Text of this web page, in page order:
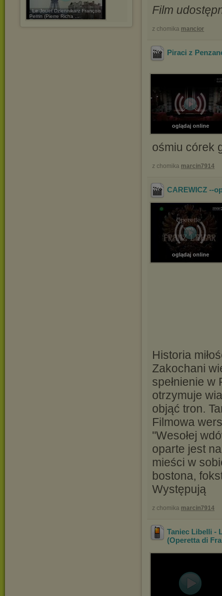
. Le Jouet Dziennikarz François
Perrin (Pierre Richa ...
Film
z chomika mancior
Piraci z
oglądaj online
ośmiu córek
z chomika marcin7914
CAREWICZ --
oglądaj online
Historia
Zakochani
spełnienie
otrzymuje
objąć tron.
Filmowa
"Wesołej
oparte jest
mieści w
bostona,
Występują
z chomika marcin7914
Taniec Libelli -
(Operetta di